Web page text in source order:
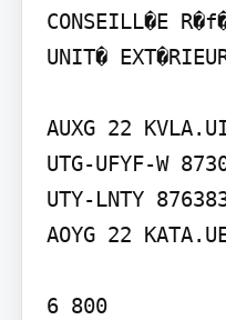
CONSEILL�E
UNIT�
AUXG 22
UTG-UFYF-W
UTY-LNTY
AOYG 22
6 800